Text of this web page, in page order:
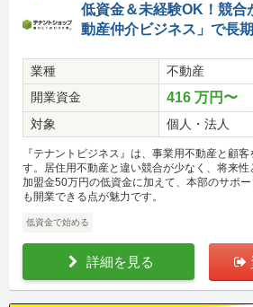
低資金＆未経験OK！競合
動産仲介ビジネス」で長
業種
不動産
開業資金
416 万円〜
対象 個人・法人
『テナントビジネス』は、事業用不動産と顧
す。居住用不動産と違い競合が少なく、将来性
加盟金50万円の低資金に加えて、本部のサポ
も開業できる点が魅力です。
低資金で始める
詳細を見る